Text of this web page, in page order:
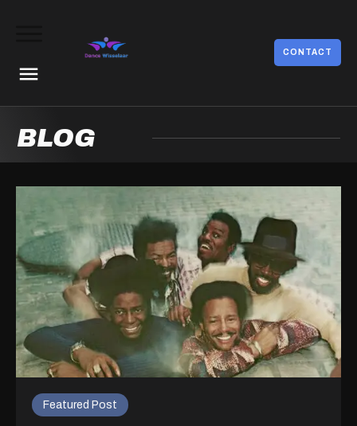
CONTACT
BLOG
Featured Post